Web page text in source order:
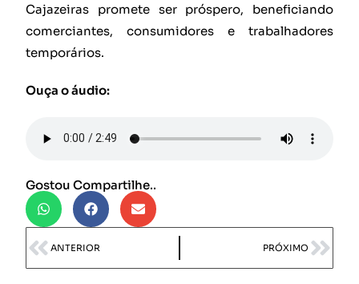
Cajazeiras promete ser próspero, beneficiando
comerciantes, consumidores e trabalhadores
temporários.
Ouça o áudio:
Gostou Compartilhe..
ANTERIOR PRÓXIMO